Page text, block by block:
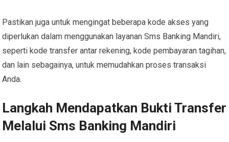
Pastikan juga untuk mengingat beberapa kode akses yang
diperlukan dalam menggunakan layanan Sms Banking Mandiri,
seperti kode transfer antar rekening, kode pembayaran tagihan,
dan lain sebagainya, untuk memudahkan proses transaksi
Anda.
Langkah Mendapatkan Bukti Transfer
Melalui Sms Banking Mandiri